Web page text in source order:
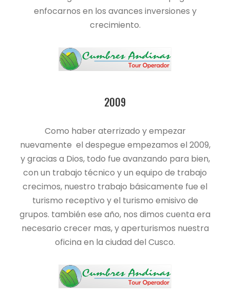
enfocarnos en los avances inversiones y
crecimiento.
2009
Como haber aterrizado y empezar
nuevamente el despegue empezamos el 2009,
y gracias a Dios, todo fue avanzando para bien,
con un trabajo técnico y un equipo de trabajo
crecimos, nuestro trabajo básicamente fue el
turismo receptivo y el turismo emisivo de
grupos. también ese año, nos dimos cuenta era
necesario crecer mas, y aperturismos nuestra
oficina en la ciudad del Cusco.